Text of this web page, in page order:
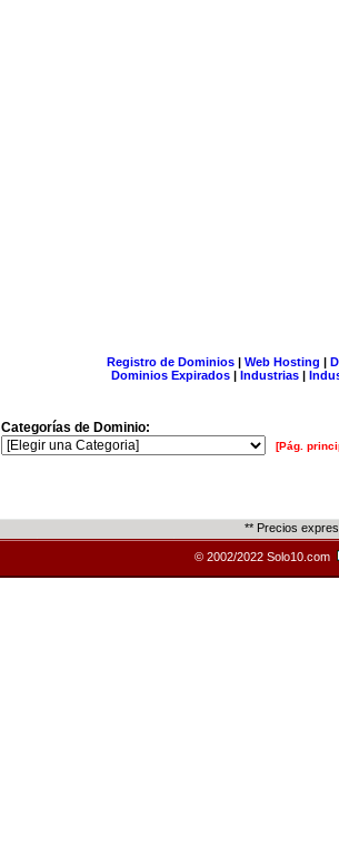
Registro de Dominios| Web Hosting |
Dominios Expirados | Industrias |
Categorías de Dominio:
[Pág.
** Precios
© 2002/2022 Solo10.com